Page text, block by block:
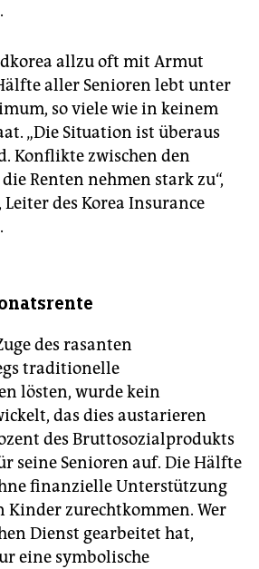
allzu oft mit Armut
aller Senioren lebt unter
so viele wie in keinem
„Die Situation ist überaus
Konflikte zwischen den
Renten nehmen stark zu“,
Leiter des Korea Insurance
des rasanten
traditionelle
lösten, wurde kein
das dies austarieren
des Bruttosozialprodukts
seine Senioren auf. Die Hälfte
finanzielle Unterstützung
Kinder zurechtkommen. Wer
Dienst gearbeitet hat,
eine symbolische